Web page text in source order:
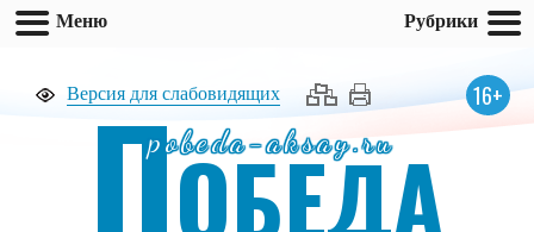
Версия для слабовидящих 16+
pobeda-aksay.ru
ПОБЕДА
Меню Рубрики